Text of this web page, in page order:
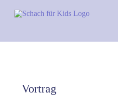
Vortrag